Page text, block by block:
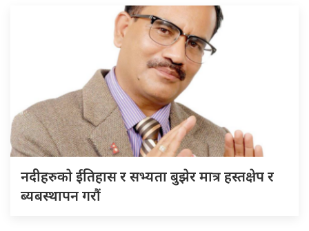
नदीहरुकाे ईतिहास र सभ्यता बुझेर मात्र हस्तक्षेप र
ब्यबस्थापन गराैं